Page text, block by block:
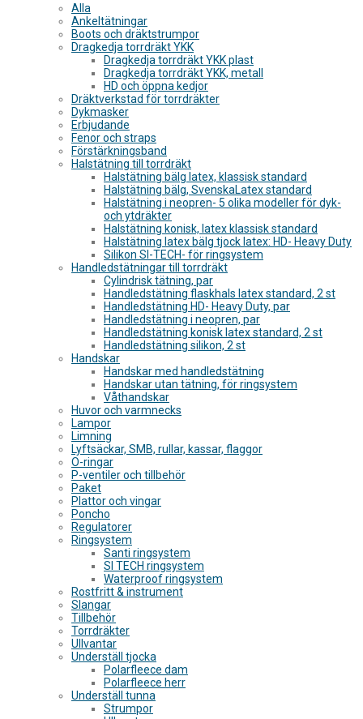
Alla
Ankeltätningar
Boots och dräktstrumpor
Dragkedja torrdräkt YKK
Dragkedja torrdräkt YKK plast
Dragkedja torrdräkt YKK, metall
HD och öppna kedjor
Dräktverkstad för torrdräkter
Dykmasker
Erbjudande
Fenor och straps
Förstärkningsband
Halstätning till torrdräkt
Halstätning bälg latex, klassisk standard
Halstätning bälg, SvenskaLatex standard
Halstätning i neopren- 5 olika modeller för dyk-
och ytdräkter
Halstätning konisk, latex klassisk standard
Halstätning latex bälg tjock latex: HD- Heavy Duty
Silikon SI-TECH- för ringsystem
Handledstätningar till torrdräkt
Cylindrisk tätning, par
Handledstätning flaskhals latex standard, 2 st
Handledstätning HD- Heavy Duty, par
Handledstätning i neopren, par
Handledstätning konisk latex standard, 2 st
Handledstätning silikon, 2 st
Handskar
Handskar med handledstätning
Handskar utan tätning, för ringsystem
Våthandskar
Huvor och varmnecks
Lampor
Limning
Lyftsäckar, SMB, rullar, kassar, flaggor
O-ringar
P-ventiler och tillbehör
Paket
Plattor och vingar
Poncho
Regulatorer
Ringsystem
Santi ringsystem
SI TECH ringsystem
Waterproof ringsystem
Rostfritt & instrument
Slangar
Tillbehör
Torrdräkter
Ullvantar
Underställ tjocka
Polarfleece dam
Polarfleece herr
Underställ tunna
Strumpor